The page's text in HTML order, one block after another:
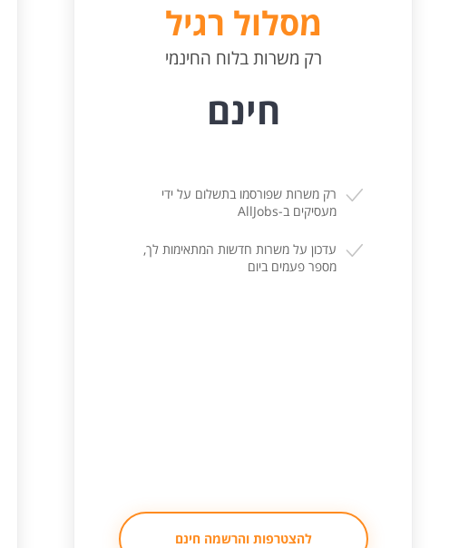
מסלול רגיל
רק משרות בלוח החינמי
חינם
רק משרות שפורסמו בתשלום על ידי
מעסיקים ב-AllJobs
עדכון על משרות חדשות המתאימות לך,
מספר פעמים ביום
להצטרפות והרשמה חינם